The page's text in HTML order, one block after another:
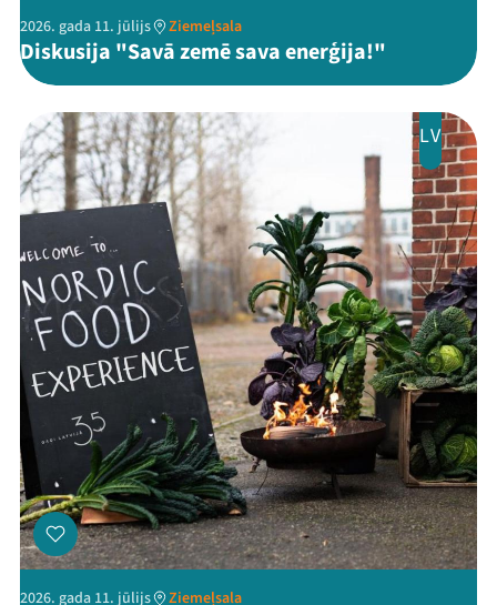
2026. gada 11. jūlijs Ziemeļsala
Diskusija "Savā zemē sava enerģija!"
LV
2026. gada 11. jūlijs Ziemeļsala